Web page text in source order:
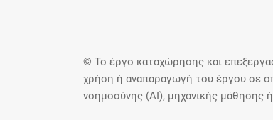
© Το έργο καταχώρησης και
χρήση ή αναπαραγωγή του έργου σε
νοημοσύνης (AI), μηχανικής μάθησης